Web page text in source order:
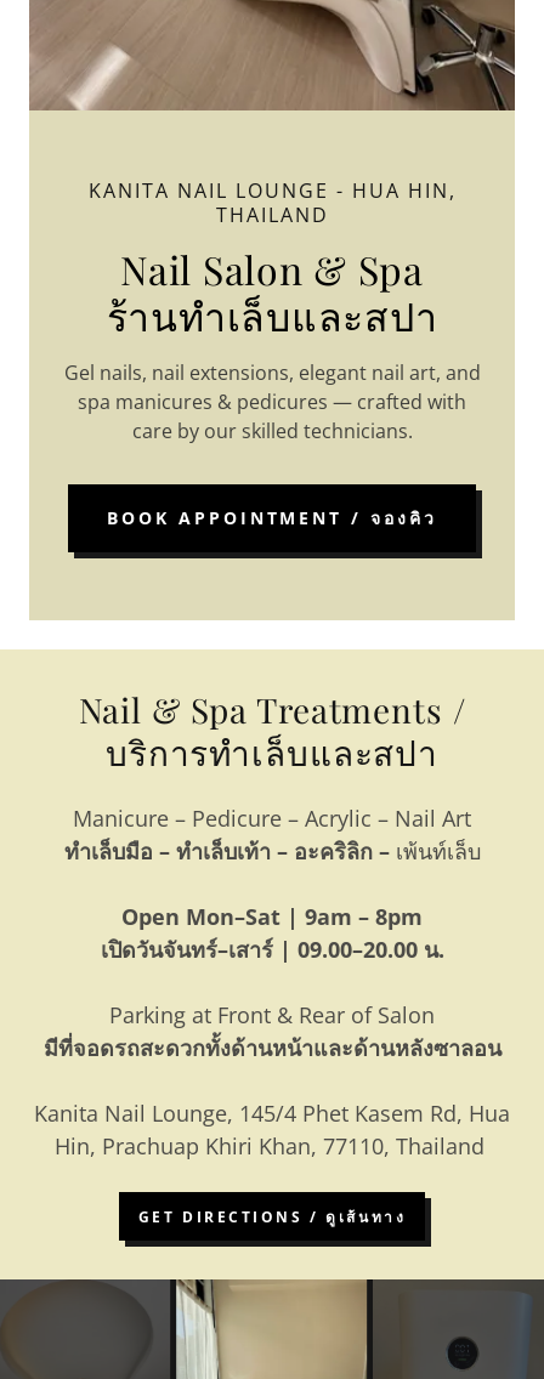
KANITA NAIL LOUNGE - HUA HIN,
THAILAND
Nail Salon & Spa
ร้านทำเล็บและสปา
Gel nails, nail extensions, elegant nail art, and
spa manicures & pedicures — crafted with
care by our skilled technicians.
BOOK APPOINTMENT / จองคิว
Nail & Spa Treatments /
บริการทำเล็บและสปา
Manicure – Pedicure – Acrylic – Nail Art
ทำเล็บมือ – ทำเล็บเท้า – อะคริลิก – เพ้นท์เล็บ
Open Mon–Sat | 9am – 8pm
เปิดวันจันทร์–เสาร์ | 09.00–20.00 น.
Parking at Front & Rear of Salon
มีที่จอดรถสะดวกทั้งด้านหน้าและด้านหลังซาลอน
Kanita Nail Lounge, 145/4 Phet Kasem Rd, Hua
Hin, Prachuap Khiri Khan, 77110, Thailand
GET DIRECTIONS / ดูเส้นทาง